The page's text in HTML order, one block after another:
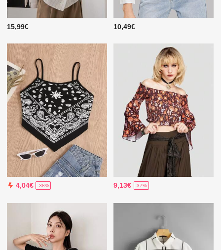
15,99€ 10,49€
4,04€ -38% 9,13€ -37%